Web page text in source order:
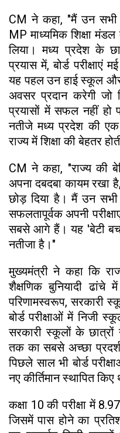
CM ने कहा, "मैं उन सभी
MP माध्यमिक शिक्षा मंडल
लिया। मध्य प्रदेश के
प्रयास में, बोर्ड परीक्षाएं
यह पहल उन हाई स्कूल
अवसर प्रदान करेगी
प्रयासों में सफल नहीं हो
नतीजे मध्य प्रदेश की
राज्य में शिक्षा की बेहतर
CM ने कहा, "राज्य की
अपना दबदबा कायम रखा
छोड़ दिया है। मैं उन सभी
सफलतापूर्वक अपनी
सबसे आगे हैं। यह 'बेटी
नतीजा है।"
मुख्यमंत्री ने कहा कि
शैक्षणिक बुनियादी
परिणामस्वरूप, सरकारी
बोर्ड परीक्षाओं में निजी
सरकारी स्कूलों के
तक का सबसे अच्छा
पिछले साल भी बोर्ड
नए कीर्तिमान स्थापित किए
कक्षा 10 की परीक्षा में
जिसमें पास होने का